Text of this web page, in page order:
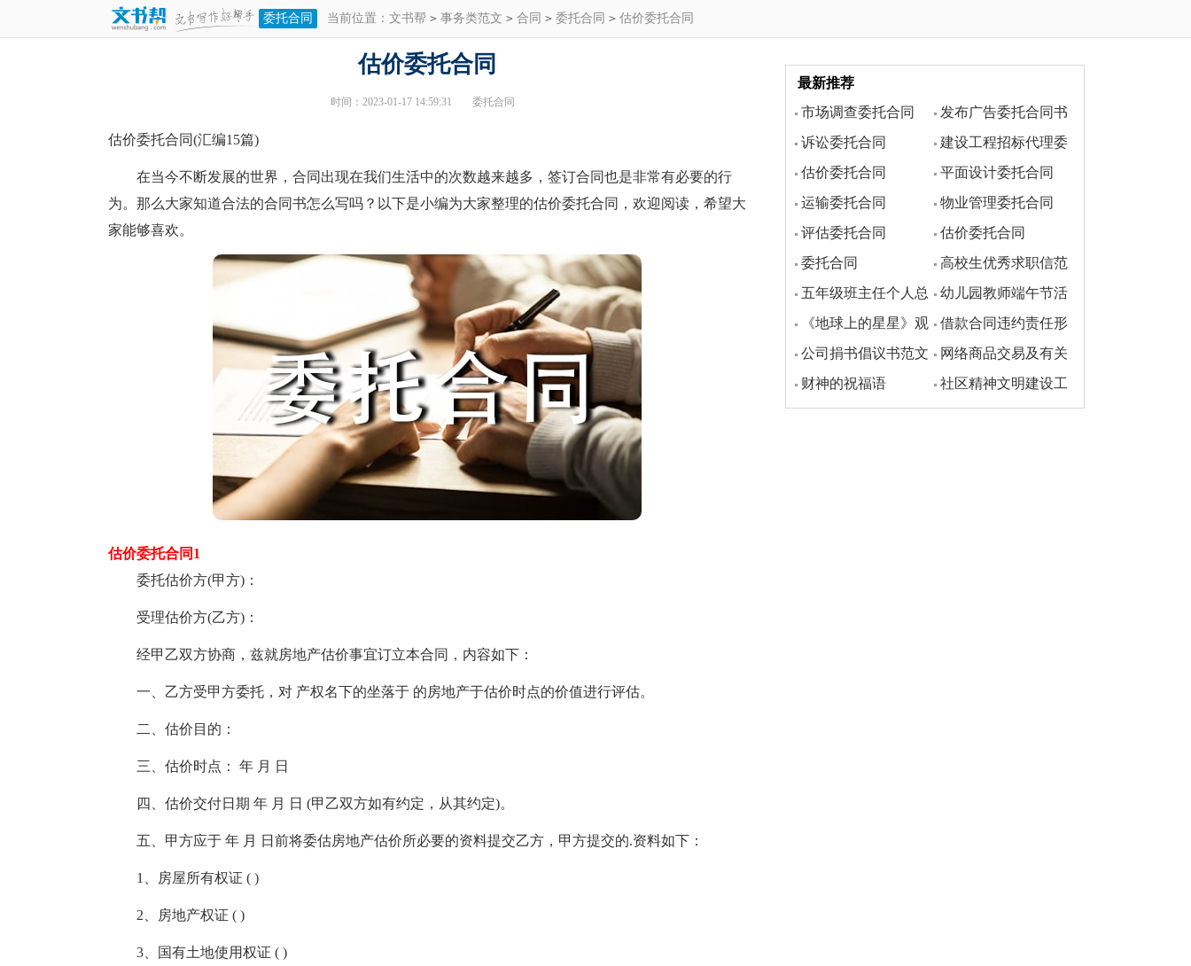
委托合同 当前位置： 文书帮 > 事务类范文 > 合同 > 委托合同 > 估价委托合同
估价委托合同
时间：2023-01-17 14:59:31 委托合同
估价委托合同(汇编15篇)
在当今不断发展的世界，合同出现在我们生活中的次数越来越多，签订合同也是非常有必要的行
为。那么大家知道合法的合同书怎么写吗？以下是小编为大家整理的估价委托合同，欢迎阅读，希望大
家能够喜欢。
估价委托合同1
委托估价方(甲方)：
受理估价方(乙方)：
经甲乙双方协商，兹就房地产估价事宜订立本合同，内容如下：
一、乙方受甲方委托，对 产权名下的坐落于 的房地产于估价时点的价值进行评估。
二、估价目的：
三、估价时点： 年 月 日
四、估价交付日期 年 月 日 (甲乙双方如有约定，从其约定)。
五、甲方应于 年 月 日前将委估房地产估价所必要的资料提交乙方，甲方提交的.资料如下：
1、房屋所有权证 ( )
2、房地产权证 ( )
3、国有土地使用权证 ( )
最新推荐
市场调查委托合同
发布广告委托合同书
诉讼委托合同
建设工程招标代理委
托合同
估价委托合同
平面设计委托合同
运输委托合同
物业管理委托合同
评估委托合同
估价委托合同
委托合同
高校生优秀求职信范
文汇编
五年级班主任个人总
结
幼儿园教师端午节活
动方案
《地球上的星星》观
后感500字
借款合同违约责任形
式
公司捐书倡议书范文 网络商品交易及有关
服务行为管理暂行办
财神的祝福语 社区精神文明建设工